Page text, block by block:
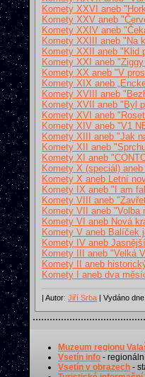
Komety XXVI aneb
Komety XXV aneb
Komety XXIV aneb
Komety XXIII aneb "Na
Komety XXII aneb "Klid
Komety XXI aneb
Komety XX aneb "V
Komety XIX aneb
Komety XVIII aneb
Komety XVII aneb "Byl
Komety XVI aneb
Komety XIV aneb "V1
Komety XIII aneb "Jak
Komety XII aneb
Komety XI aneb
Komety X (speciál)
Komety X aneb Letní
Komety IX aneb "I am
Komety VIII aneb
Komety VII aneb "Volba
Komety VI aneb Nová
Komety V aneb Balíček
Komety IV aneb
Komety III aneb "Velká
Komety II aneb
Komety I aneb dva
| Autor: Jiří Srba | Vydáno
Muzeum regionu
Vsetín info -
Vsetín v obrazech -